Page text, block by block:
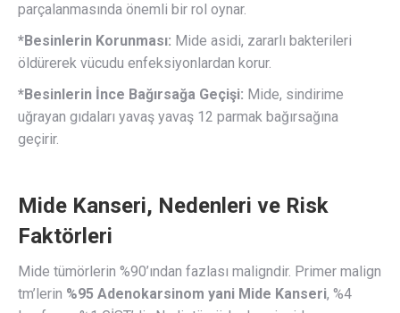
parçalanmasında önemli bir rol oynar.
*Besinlerin Korunması: Mide asidi, zararlı bakterileri
öldürerek vücudu enfeksiyonlardan korur.
*Besinlerin İnce Bağırsağa Geçişi: Mide, sindirime
uğrayan gıdaları yavaş yavaş 12 parmak bağırsağına
geçirir.
Mide Kanseri, Nedenleri ve Risk
Faktörleri
Mide tümörlerin %90’ından fazlası maligndir. Primer malign
tm’lerin %95 Adenokarsinom yani Mide Kanseri, %4